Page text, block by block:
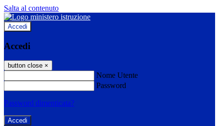
Salta al contenuto
Accedi
Accedi
button close ×
Nome Utente
Password
Password dimenticata?